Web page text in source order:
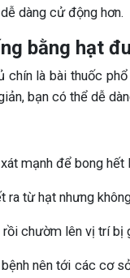
dàng cử động hơn.
bằng hạt
là bài thuốc
bạn có thể dễ
mạnh để bong hết
từ hạt nhưng
chườm lên vị trí bị
nên tới các cơ